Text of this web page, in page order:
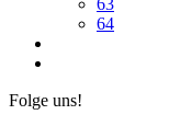
63
64
Folge uns!